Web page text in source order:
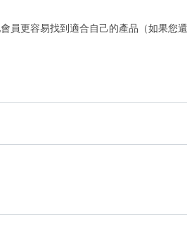
員更容易找到適合自己的產品（如果您